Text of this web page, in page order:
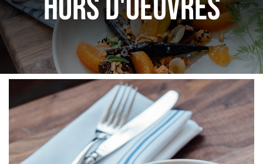
ΜΠΟΥΦΕΣ
ΕΠΙΤΡΑΠΕΖΙΑ
ΚΑΦΕ – BAR
ΚΟΥΖΙΝΑ
ΜΗΧΑΝΗΜΑΤΑ
HORS D'OEUVRES